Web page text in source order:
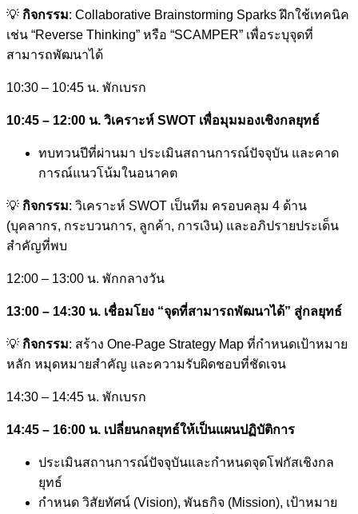
💡 กิจกรรม: Collaborative Brainstorming Sparks ฝึกใช้เทคนิค
เช่น “Reverse Thinking” หรือ “SCAMPER” เพื่อระบุจุดที่
สามารถพัฒนาได้
10:30 – 10:45 น. พักเบรก
10:45 – 12:00 น. วิเคราะห์ SWOT เพื่อมุมมองเชิงกลยุทธ์
ทบทวนปีที่ผ่านมา ประเมินสถานการณ์ปัจจุบัน และคาด
การณ์แนวโน้มในอนาคต
💡 กิจกรรม: วิเคราะห์ SWOT เป็นทีม ครอบคลุม 4 ด้าน
(บุคลากร, กระบวนการ, ลูกค้า, การเงิน) และอภิปรายประเด็น
สำคัญที่พบ
12:00 – 13:00 น. พักกลางวัน
13:00 – 14:30 น. เชื่อมโยง “จุดที่สามารถพัฒนาได้” สู่กลยุทธ์
💡 กิจกรรม: สร้าง One-Page Strategy Map ที่กำหนดเป้าหมาย
หลัก หมุดหมายสำคัญ และความรับผิดชอบที่ชัดเจน
14:30 – 14:45 น. พักเบรก
14:45 – 16:00 น. เปลี่ยนกลยุทธ์ให้เป็นแผนปฏิบัติการ
ประเมินสถานการณ์ปัจจุบันและกำหนดจุดโฟกัสเชิงกล
ยุทธ์
กำหนด วิสัยทัศน์ (Vision), พันธกิจ (Mission), เป้าหมาย